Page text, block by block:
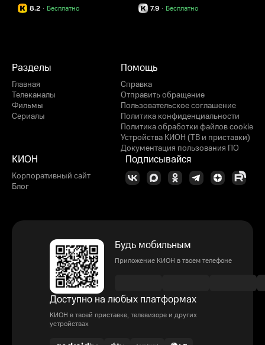
8.2 Бесплатно
· 7.9 Бесплатно
·
Разделы
Главная
Телеканалы
Фильмы
Сериалы
Помощь
Справка
Отправить обращение
Пользовательское соглашение
Политика конфиденциальности
Политика обработки файлов cookie
Устройства КИОН (ТВ и приставки)
Документация пользования ПО
КИОН
Корпоративный сайт
Блог
Подписывайся
Будь мобильным
Приложение КИОН в твоем телефоне
Доступно на любых платформах
КИОН в твоей приставке, телевизоре и других
устройствах